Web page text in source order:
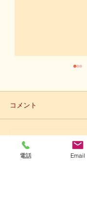
【いよいよ明日
ティマラソン】
コメント
コメントを追加…
電話 Email